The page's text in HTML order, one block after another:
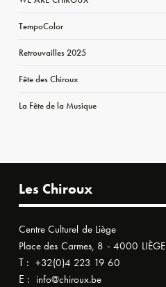
TempoColor
Retrouvailles 2025
Fête des Chiroux
La Fête de la Musique
Les Chiroux
Centre Culturel de Liège
Place des Carmes, 8 - 4000 LIÈGE
T : +32(0)4 223 19 60
E : info@chiroux.be